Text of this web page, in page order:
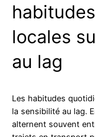
locales
au lag
Les habitudes
la sensibilité au lag.
alternent souvent